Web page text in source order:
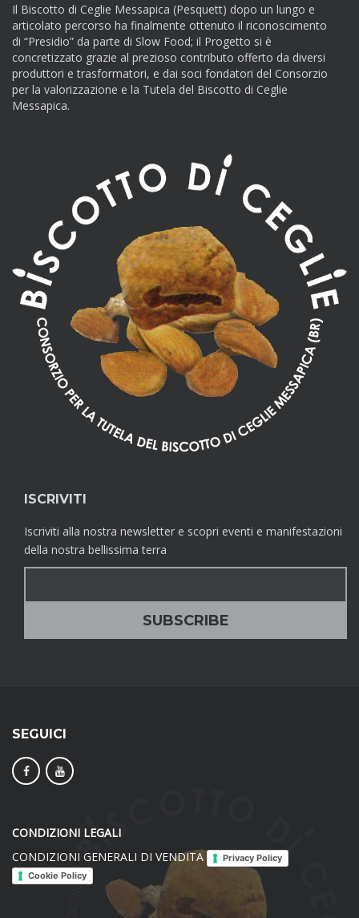
Il Biscotto di Ceglie Messapica (Pesquett) dopo un lungo e
articolato percorso ha finalmente ottenuto il riconoscimento
di “Presidio” da parte di Slow Food; il Progetto si è
concretizzato grazie al prezioso contributo offerto da diversi
produttori e trasformatori, e dai soci fondatori del Consorzio
per la valorizzazione e la Tutela del Biscotto di Ceglie
Messapica.
ISCRIVITI
Iscriviti alla nostra newsletter e scopri eventi e manifestazioni
della nostra bellissima terra
SEGUICI
CONDIZIONI LEGALI
CONDIZIONI GENERALI DI VENDITA
Privacy Policy
Cookie Policy